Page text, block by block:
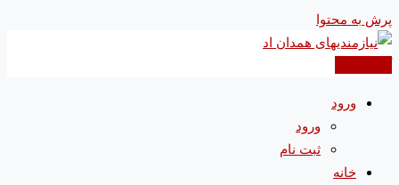
پرش به محتوا
ورود
ورود
ثبت نام
خانه